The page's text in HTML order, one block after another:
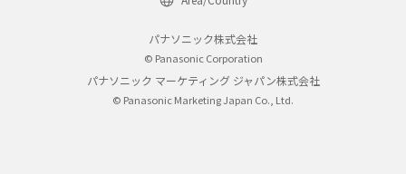
パナソニック株式会社
© Panasonic Corporation
パナソニック マーケティング ジャパン株式会社
© Panasonic Marketing Japan Co., Ltd.